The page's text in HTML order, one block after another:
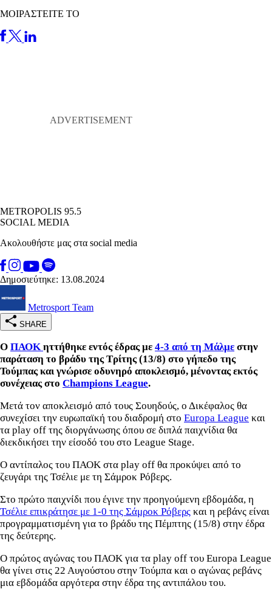
ΜΟΙΡΑΣΤΕΙΤΕ ΤΟ
METROPOLIS 95.5
SOCIAL MEDIA
Ακολουθήστε μας στα social media
Δημοσιεύτηκε: 13.08.2024
Metrosport Team
SHARE
Ο ΠΑΟΚ ηττήθηκε εντός έδρας με 4-3 από τη Μάλμε στην
παράταση το βράδυ της Τρίτης (13/8) στο γήπεδο της
Τούμπας και γνώρισε οδυνηρό αποκλεισμό, μένοντας εκτός
συνέχειας στο Champions League.
Μετά τον αποκλεισμό από τους Σουηδούς, ο Δικέφαλος θα
συνεχίσει την ευρωπαϊκή του διαδρομή στο Europa League και
τα play off της διοργάνωσης όπου σε διπλά παιχνίδια θα
διεκδικήσει την είσοδό του στο League Stage.
Ο αντίπαλος του ΠΑΟΚ στα play off θα προκύψει από το
ζευγάρι της Τσέλιε με τη Σάμροκ Ρόβερς.
Στο πρώτο παιχνίδι που έγινε την προηγούμενη εβδομάδα, η
Τσέλιε επικράτησε με 1-0 της Σάμροκ Ρόβερς και η ρεβάνς είναι
προγραμματισμένη για το βράδυ της Πέμπτης (15/8) στην έδρα
της δεύτερης.
Ο πρώτος αγώνας του ΠΑΟΚ για τα play off του Europa League
θα γίνει στις 22 Αυγούστου στην Τούμπα και ο αγώνας ρεβάνς
μια εβδομάδα αργότερα στην έδρα της αντιπάλου του.